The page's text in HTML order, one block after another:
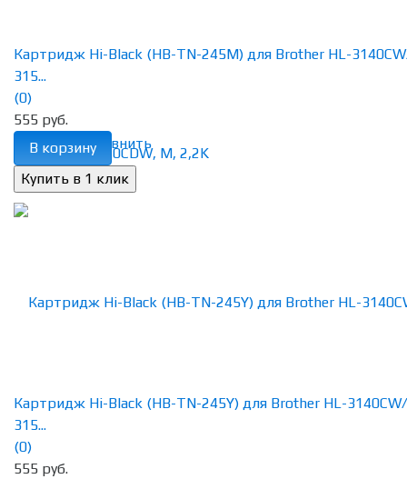
избранное сравнить
Картридж Hi-Black (HB-TN-245M) для Brother HL-
315...
(0)
555 руб.
В корзину
Картридж Hi-Black (HB-TN-245Y) для Brother HL-3140CW/
315...
(0)
555 руб.